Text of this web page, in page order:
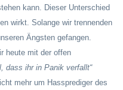
kann. Dieser Unterschied
wirkt. Solange wir trennenden
Ängsten gefangen.
heute mit der offen
dass ihr in Panik verfallt“
mehr um Hassprediger des